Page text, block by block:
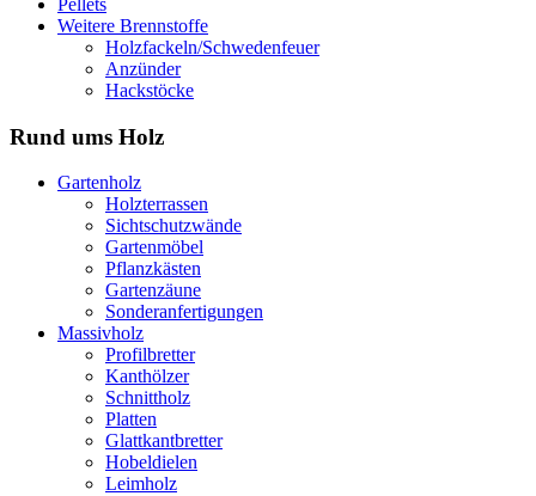
Weitere Brennstoffe
Holzfackeln/Schwedenfeuer
Anzünder
Hackstöcke
Rund ums Holz
Gartenholz
Holzterrassen
Sichtschutzwände
Gartenmöbel
Pflanzkästen
Gartenzäune
Sonderanfertigungen
Massivholz
Profilbretter
Kanthölzer
Schnittholz
Platten
Glattkantbretter
Hobeldielen
Leimholz